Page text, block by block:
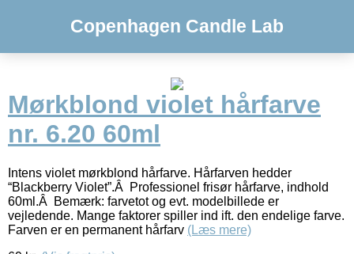
Copenhagen Candle Lab
Mørkblond violet hårfarve
nr. 6.20 60ml
Intens violet mørkblond hårfarve. Hårfarven hedder
“Blackberry Violet”.Â Professionel frisør hårfarve, indhold
60ml.Â Bemærk: farvetot og evt. modelbillede er
vejledende. Mange faktorer spiller ind ift. den endelige farve.
Farven er en permanent hårfarv (Læs mere)